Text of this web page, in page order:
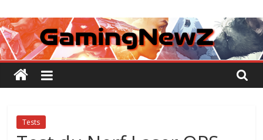
au
contenu
GamingNewZ
Tests
et
Actu
des
vidéo
Tests